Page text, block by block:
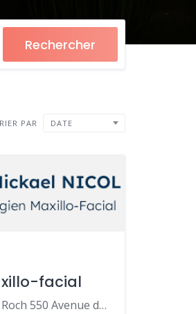
Rechercher
PAR DATE
facial
Polyclinique Saint Roch 550 Avenue du Colonel André Pavelet dit Villars 34000 Montpellier